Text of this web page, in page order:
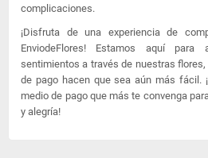
complicaciones.
¡Disfruta de una experiencia de
EnviodeFlores! Estamos aquí
sentimientos a través de nuestras
de pago hacen que sea aún más fácil.
medio de pago que más te convenga
y alegría!